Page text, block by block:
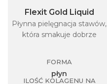
Flexit Gold Liquid
Płynna pielęgnacja stawów,
która smakuje dobrze
FORMA
płyn
ILOŚĆ KOLAGENU NA